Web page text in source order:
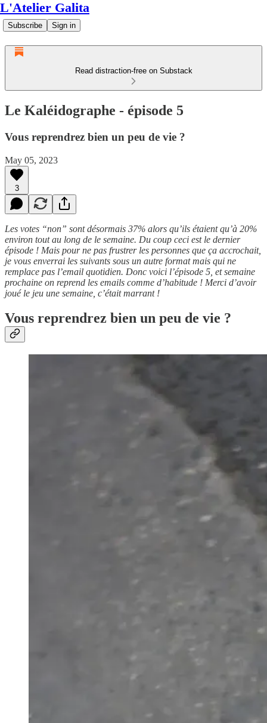
L'Atelier Galita
Subscribe Sign in
Read distraction-free on Substack
Le Kaléidographe - épisode 5
Vous reprendrez bien un peu de vie ?
May 05, 2023
3
Les votes “non” sont désormais 37% alors qu’ils étaient qu’à 20%
environ tout au long de le semaine. Du coup ceci est le dernier
épisode ! Mais pour ne pas frustrer les personnes que ça accrochait,
je vous enverrai les suivants sous un autre format mais qui ne
remplace pas l’email quotidien. Donc voici l’épisode 5, et semaine
prochaine on reprend les emails comme d’habitude ! Merci d’avoir
joué le jeu une semaine, c’était marrant !
Vous reprendrez bien un peu de vie ?